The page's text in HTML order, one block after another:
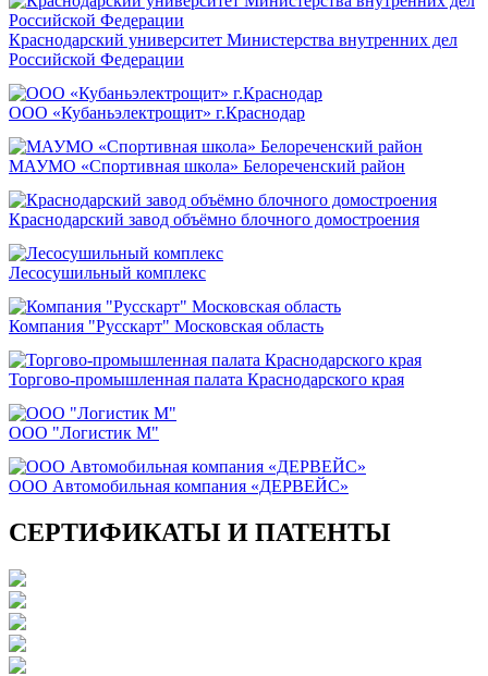
Краснодарский университет Министерства внутренних дел
Российской Федерации
ООО «Кубаньэлектрощит» г.Краснодар
МАУМО «Спортивная школа» Белореченский район
Краснодарский завод объёмно блочного домостроения
Лесосушильный комплекс
Компания "Русскарт" Московская область
Торгово-промышленная палата Краснодарского края
ООО "Логистик М"
ООО Автомобильная компания «ДЕРВЕЙС»
СЕРТИФИКАТЫ И ПАТЕНТЫ